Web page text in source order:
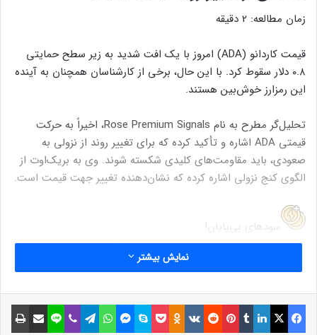
زمان مطالعه: 2 دقیقه
قیمت کاردانو (ADA) امروز با یک افت شدید به زیر سطح حمایتی
۰.۸ دلار سقوط کرد. با این حال، برخی از کارشناسان همچنان به آینده
این رمزارز خوش‌بین هستند.
تحلیل‌گر مطرح به نام Rose Premium Signals، اخیراً به حرکت
قیمتی ADA اشاره و تأکید کرده که برای تغییر روند از نزولی به
صعودی، باید مقاومت‌های کلیدی شکسته شوند. وی به بریک‌اوت از
الگوی کنج نزولی اشاره کرده که نشان‌دهنده تغییر جهت قیمت است.
سود‌های بی‌پایان!
خرید میم‌کوین‌های کمیاب و انفجاری بدون کارمزد، فقط در ارزپلاس!
رشد ۱۳۱ درصدی بازار توکن‌های
نمایش بیشتر
فیسبوک ایکس لینکداین تامبلر پینتریست Reddit
VKontakte
Odnoklassniki پاکت اسکایپ مسنجر واتس آپ تلگرام وایبر لاین اشتراک گذاری با ایمیل